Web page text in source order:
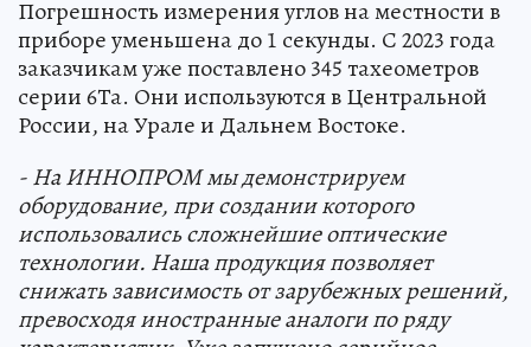
Погрешность измерения углов на местности в
приборе уменьшена до 1 секунды. С 2023 года
заказчикам уже поставлено 345 тахеометров
серии 6Та. Они используются в Центральной
России, на Урале и Дальнем Востоке.
- На ИННОПРОМ мы демонстрируем
оборудование, при создании которого
использовались сложнейшие оптические
технологии. Наша продукция позволяет
снижать зависимость от зарубежных решений,
превосходя иностранные аналоги по ряду